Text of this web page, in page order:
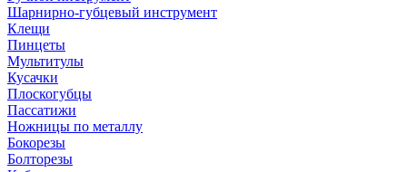
Шарнирно-губцевый инструмент
Клещи
Пинцеты
Мультитулы
Кусачки
Плоскогубцы
Пассатижи
Ножницы по металлу
Бокорезы
Болторезы